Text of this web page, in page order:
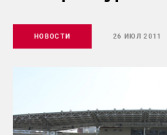
НОВОСТИ 26 ИЮЛ 2011